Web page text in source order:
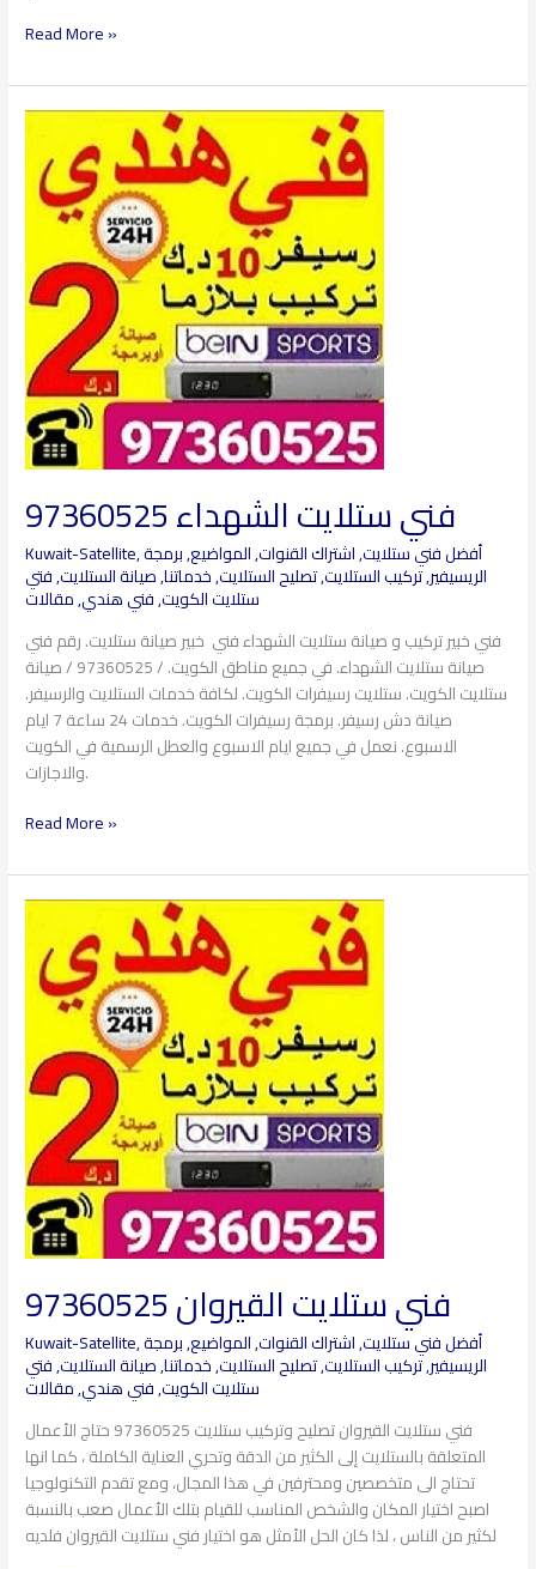
Read More »
فني ستلايت الشهداء 97360525
Kuwait-Satellite, أفضل فني ستلايت,اشتراك القنوات,المواضيع,برمجة
الريسيفير,تركيب الستلايت,تصليح الستلايت,خدماتنا,صيانة الستلايت,فتي
ستلايت الكويت,فني هندي,مقالات
فني خبير تركيب و صيانة ستلايت الشهداء فني خبير صيانة ستلايت. رقم فني
صيانة ستلايت الشهداء. في جميع مناطق الكويت. / 97360525 / صيانة
ستلايت الكويت. ستلايت رسيفرات الكويت. لكافة خدمات الستلايت والرسيفر.
صيانة دش رسيفر. برمجة رسيفرات الكويت. خدمات 24 ساعة 7 ايام
الاسبوع. نعمل في جميع ايام الاسبوع والعطل الرسمية في الكويت
والاجازات.
فني
ستلايت
الشهداء
97360525
Read More »
فني ستلايت القيروان 97360525
Kuwait-Satellite, أفضل فني ستلايت,اشتراك القنوات,المواضيع,برمجة
الريسيفير,تركيب الستلايت,تصليح الستلايت,خدماتنا,صيانة الستلايت,فتي
ستلايت الكويت,فني هندي,مقالات
فني ستلايت القيروان تصليح وتركيب ستلايت 97360525 حتاج الأعمال
المتعلقة بالستلايت إلى الكثير من الدقة وتحري العناية الكاملة ، كما انها
تحتاج الى متخصصين ومحترفين في هذا المجال، ومع تقدم التكنولوجيا
اصبح اختيار المكان والشخص المناسب للقيام بتلك الأعمال صعب بالنسبة
لكثير من الناس ، لذا كان الحل الأمثل هو اختيار فني ستلايت القيروان فلديه
فني
ستلايت
القيروان
97360525